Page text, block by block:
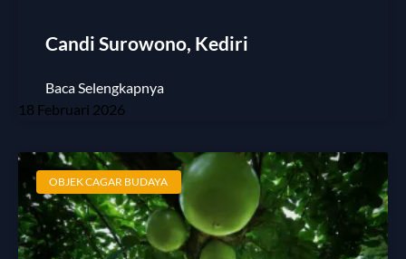
Candi Surowono, Kediri
Baca Selengkapnya
18 Februari 2026
OBJEK CAGAR BUDAYA